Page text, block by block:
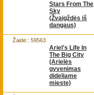
Stars From The
Sky
(Žvaigždės iš
dangaus)
Ariel's Life In
The Big City
(Arielės
gyvenimas
dideliame
mieste)
Žaidė:: 59563